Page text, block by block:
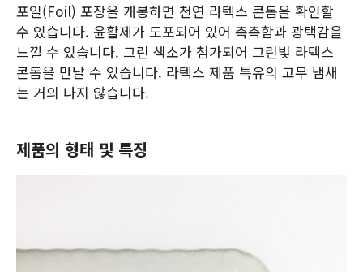
포일(Foil) 포장을 개봉하면 천연 라텍스 콘돔을 확인할
수 있습니다. 윤활제가 도포되어 있어 촉촉함과 광택감을
느낄 수 있습니다. 그린 색소가 첨가되어 그린빛 라텍스
콘돔을 만날 수 있습니다. 라텍스 제품 특유의 고무 냄새
는 거의 나지 않습니다.
제품의 형태 및 특징